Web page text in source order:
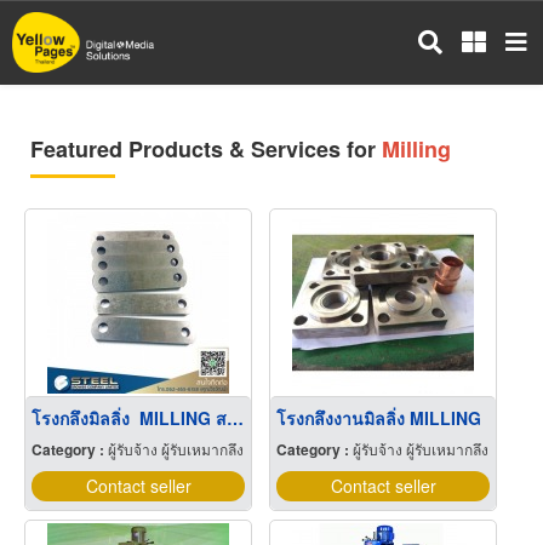
Skip
to
main
Featured Products & Services for Milling
โรงกลึงมิลลิ่ง MILLING สมุทรสาคร
Category : ผู้รับจ้าง ผู้รับเหมากลึง
Contact seller
โรงกลึงงานมิลลิ่ง MILLING
Category :ผู้รับจ้าง ผู้รับเหมากลึง
Contact seller